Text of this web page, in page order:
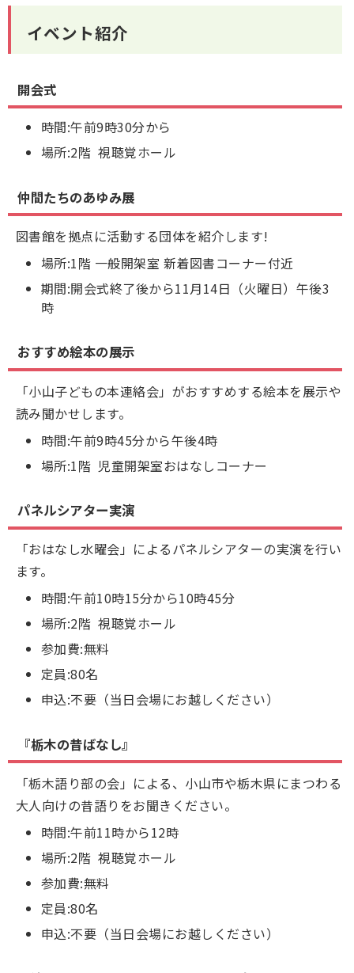
イベント紹介
開会式
時間:午前9時30分から
場所:2階 視聴覚ホール
仲間たちのあゆみ展
図書館を拠点に活動する団体を紹介します!
場所:1階 一般開架室 新着図書コーナー付近
期間:開会式終了後から11月14日（火曜日）午後3
時
おすすめ絵本の展示
「小山子どもの本連絡会」がおすすめする絵本を展示や
読み聞かせします。
時間:午前9時45分から午後4時
場所:1階 児童開架室おはなしコーナー
パネルシアター実演
「おはなし水曜会」によるパネルシアターの実演を行い
ます。
時間:午前10時15分から10時45分
場所:2階 視聴覚ホール
参加費:無料
定員:80名
申込:不要（当日会場にお越しください）
『栃木の昔ばなし』
「栃木語り部の会」による、小山市や栃木県にまつわる
大人向けの昔語りをお聞きください。
時間:午前11時から12時
場所:2階 視聴覚ホール
参加費:無料
定員:80名
申込:不要（当日会場にお越しください）